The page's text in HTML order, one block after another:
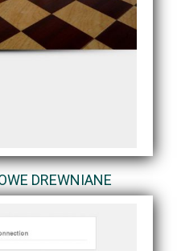
DREWNIANE